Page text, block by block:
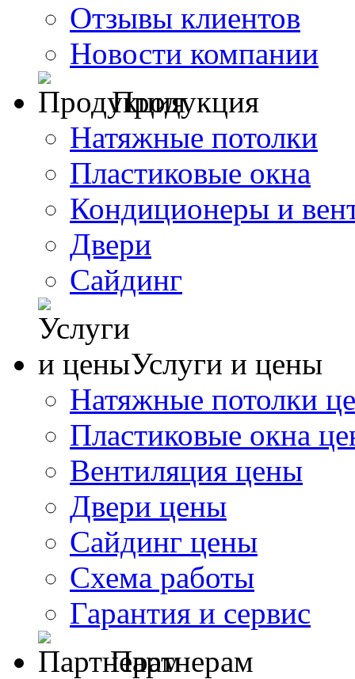
Отзывы клиентов
Новости компании
Продукция
Натяжные потолки
Пластиковые окна
Кондиционеры и
Двери
Сайдинг
Услуги и цены
Натяжные потолки
Пластиковые окна
Вентиляция цены
Двери цены
Сайдинг цены
Схема работы
Гарантия и сервис
Партнерам